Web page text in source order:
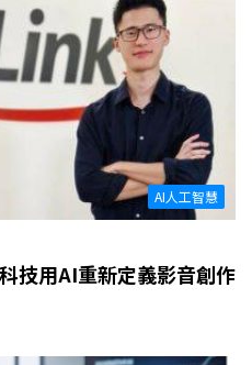
AI人工智慧
技用AI重新定義影音創作